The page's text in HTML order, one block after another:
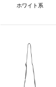
ホワイト系